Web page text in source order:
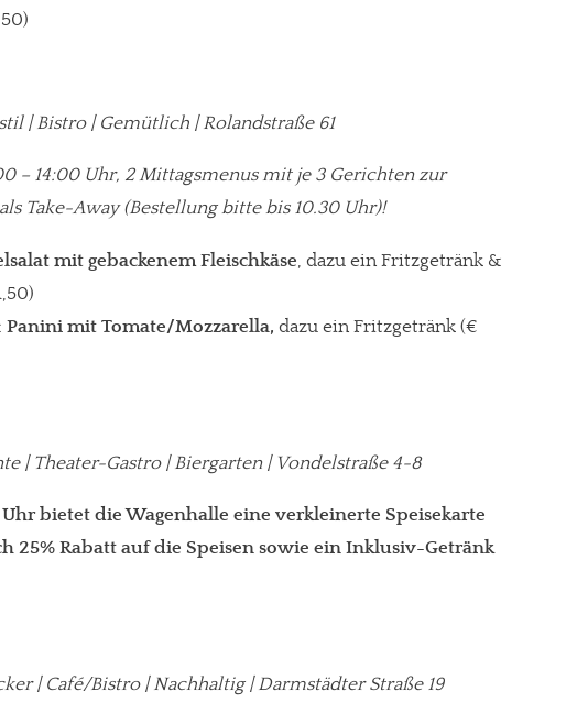
| Bistro | Gemütlich | Rolandstraße 61
– 14:00 Uhr, 2 Mittagsmenus mit je 3 Gerichten zur
Take-Away (Bestellung bitte bis 10.30 Uhr)!
mit gebackenem Fleischkäse, dazu ein Fritzgetränk &
mit Tomate/Mozzarella, dazu ein Fritzgetränk (€
| Theater-Gastro | Biergarten | Vondelstraße 4-8
bietet die Wagenhalle eine verkleinerte Speisekarte
25% Rabatt auf die Speisen sowie ein Inklusiv-Getränk
| Café/Bistro | Nachhaltig | Darmstädter Straße 19